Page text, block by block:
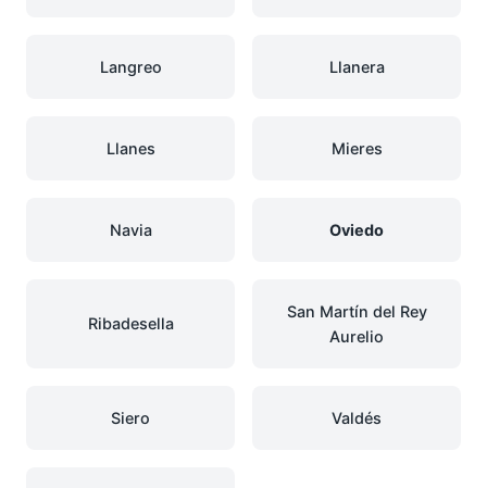
Langreo Llanera
Llanes Mieres
Navia Oviedo
Ribadesella
San Martín del Rey
Aurelio
Siero Valdés